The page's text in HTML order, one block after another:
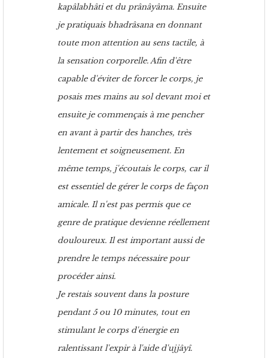
kapâlabhâti et du prânâyâma. Ensuite
je pratiquais bhadrâsana en donnant
toute mon attention au sens tactile, à
la sensation corporelle. Afin d'être
capable d'éviter de forcer le corps, je
posais mes mains au sol devant moi et
ensuite je commençais à me pencher
en avant à partir des hanches, très
lentement et soigneusement. En
même temps, j'écoutais le corps, car il
est essentiel de gérer le corps de façon
amicale. Il n'est pas permis que ce
genre de pratique devienne réellement
douloureux. Il est important aussi de
prendre le temps nécessaire pour
procéder ainsi.
Je restais souvent dans la posture
pendant 5 ou 10 minutes, tout en
stimulant le corps d'énergie en
ralentissant l'expir à l'aide d'ujjâyî.